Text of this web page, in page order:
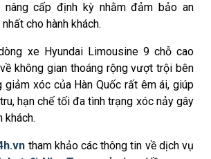
nâng cấp định kỳ nhằm đảm bảo an
cho hành khách.
xe Hyundai Limousine 9 chỗ cao
không gian thoáng rộng vượt trội bên
giảm xóc của Hàn Quốc rất êm ái, giúp
hạn chế tối đa tình trạng xóc nảy gây
khách.
tham khảo các thông tin về dịch vụ